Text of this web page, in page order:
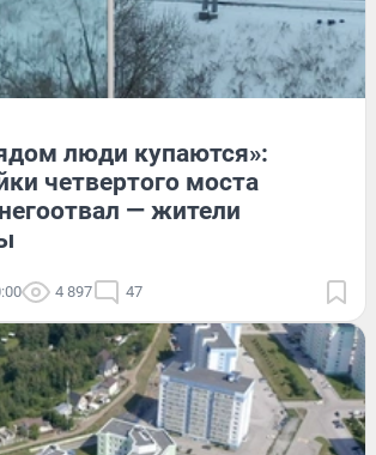
люди купаются»:
четвертого моста
— жители
4 897 47